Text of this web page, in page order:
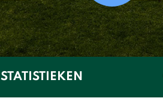
STATISTIEKEN